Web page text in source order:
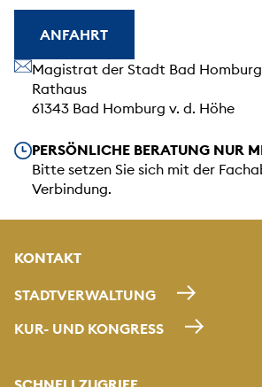
ANFAHRT
Unsere Anschrift
Magistrat der Stadt Bad
Rathaus
61343 Bad Homburg v. d. Höhe
Unsere Öffnungszeiten
PERSÖNLICHE BERATUNG NUR
Bitte setzen Sie sich mit der
Verbindung.
KONTAKT
STADTVERWALTUNG
KUR- UND KONGRESS